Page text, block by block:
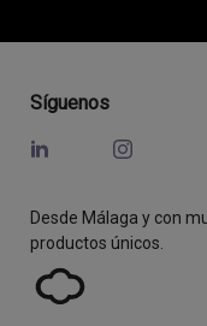
Síguenos
Desde Málaga y con
productos únicos.